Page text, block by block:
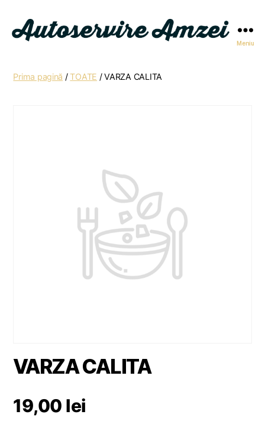
Meniu
Prima pagină /TOATE / VARZA CALITA
VARZA CALITA
19,00 lei